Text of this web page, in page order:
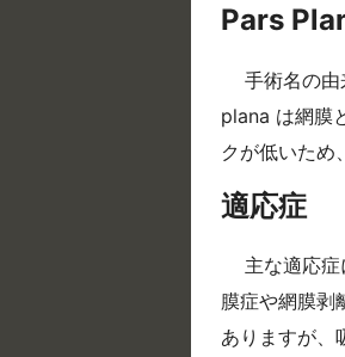
Pars
手術名の
plana は網膜
クが低いため
適応症
主な適応
膜症や網膜剥
ありますが、